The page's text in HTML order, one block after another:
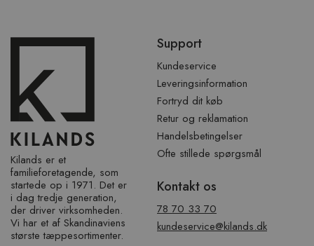
over
Kilands er et
familieforetagende, som
startede op i 1971. Det er
i dag tredje generation,
der driver virksomheden.
Vi har et af ​​Skandinaviens
største tæppesortimenter.
Support
Kundeservice
Leveringsinformation
Fortryd dit køb
Retur og reklamation
Handelsbetingelser
Ofte stillede spørgsmål
Kontakt os
78 70 33 70
kundeservice@kilands.dk